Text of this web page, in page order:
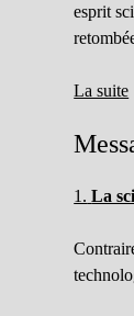
esprit
La suite
1. La